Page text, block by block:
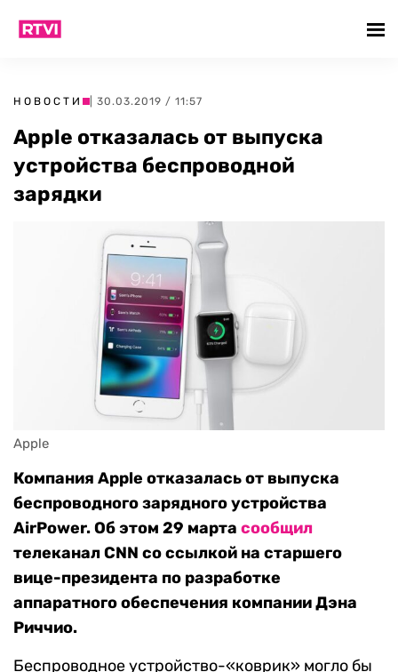
НОВОСТИ | 30.03.2019 / 11:57
Apple отказалась от выпуска
устройства беспроводной
зарядки
Apple
Компания Apple отказалась от выпуска
беспроводного зарядного устройства
AirPower. Об этом 29 марта сообщил
телеканал CNN со ссылкой на старшего
вице-президента по разработке
аппаратного обеспечения компании Дэна
Риччио.
Беспроводное устройство-«коврик» могло бы